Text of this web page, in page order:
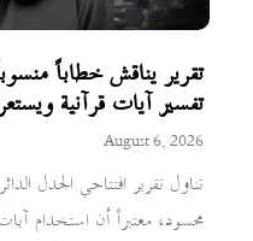
تقرير يناقش خطاباً
تفسير آيات قرآنية
August 6, 2026
تناول تقرير افتتاحي الجدل
محسود، معتبراً أن استخدام